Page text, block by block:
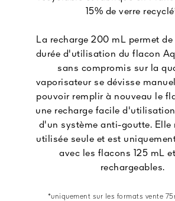
15% de verre
La recharge 200 mL permet
durée d'utilisation du flacon
sans compromis sur la
vaporisateur se dévisse
pouvoir remplir à nouveau le
une recharge facile
d'un système anti-goutte. Elle
utilisée seule et est
avec les flacons 125 mL
rechargeables.
*uniquement sur les formats vente